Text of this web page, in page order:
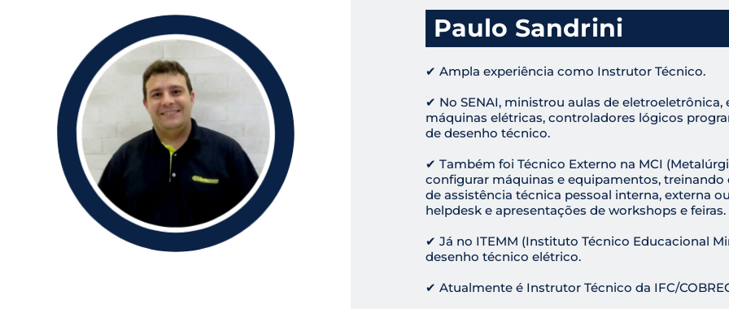
Paulo Sandrini
✔ Ampla experiência como Instrutor Técnico.
✔ No SENAI, ministrou aulas de
máquinas elétricas, controladores lógicos
de desenho técnico.
✔ Também foi Técnico Externo na MCI
configurar máquinas e equipamentos,
de assistência técnica pessoal interna, externa
helpdesk e apresentações de workshops e feiras.
✔ Já no ITEMM (Instituto Técnico Educacional
desenho técnico elétrico.
✔ Atualmente é Instrutor Técnico da IFC/